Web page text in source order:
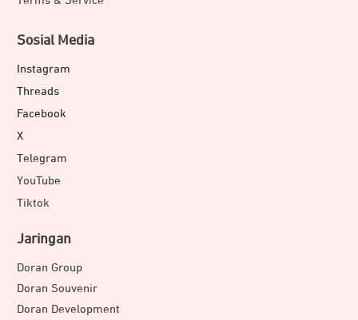
Sosial Media
Instagram
Threads
Facebook
X
Telegram
YouTube
Tiktok
Jaringan
Doran Group
Doran Souvenir
Doran Development